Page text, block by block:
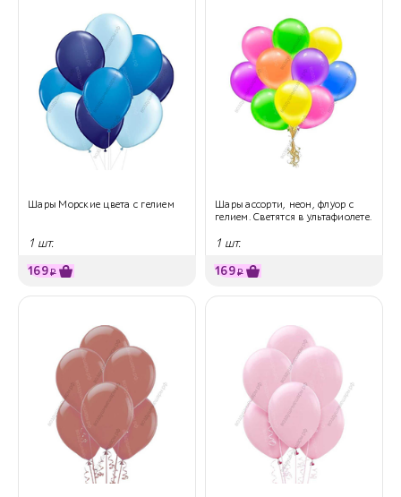
Шары Морские цвета с гелием
1 шт.
169₽
Шары ассорти, неон, флуор с
гелием. Светятся в ультафиолете.
1 шт.
169₽